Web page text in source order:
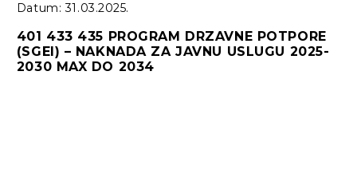
Datum:31.03.2025.
401 433 435 PROGRAM DRZAVNE POTPORE
(SGEI) – NAKNADA ZA JAVNU USLUGU 2025-
2030 MAX DO 2034